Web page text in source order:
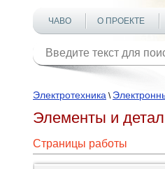
ЧАВО О ПРОЕКТЕ
Электротехника \
Элементы и
Страницы работы